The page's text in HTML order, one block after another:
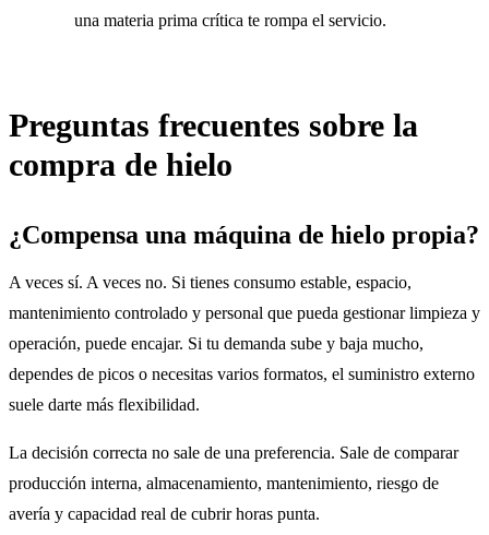
una materia prima crítica te rompa el servicio.
Preguntas frecuentes sobre la
compra de hielo
¿Compensa una máquina de hielo propia?
A veces sí. A veces no. Si tienes consumo estable, espacio,
mantenimiento controlado y personal que pueda gestionar limpieza y
operación, puede encajar. Si tu demanda sube y baja mucho,
dependes de picos o necesitas varios formatos, el suministro externo
suele darte más flexibilidad.
La decisión correcta no sale de una preferencia. Sale de comparar
producción interna, almacenamiento, mantenimiento, riesgo de
avería y capacidad real de cubrir horas punta.